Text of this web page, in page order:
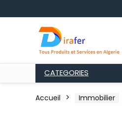
CATEGORIES
Accueil Immobilier